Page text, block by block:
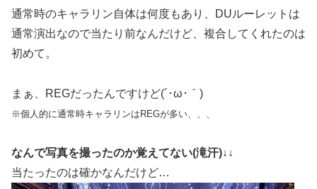
通常時のキャラリン自体は何度もあり、DUルーレットは
通常演出なので当たり前なんだけど、複合してくれたのは
初めて。
まぁ、REGだったんですけど(´･ω･｀)
※個人的に通常時キャラリンはREGが多い、、、
なんで写真を撮ったのか覚えてない(滝汗)↓↓
当たったのは確かなんだけど…